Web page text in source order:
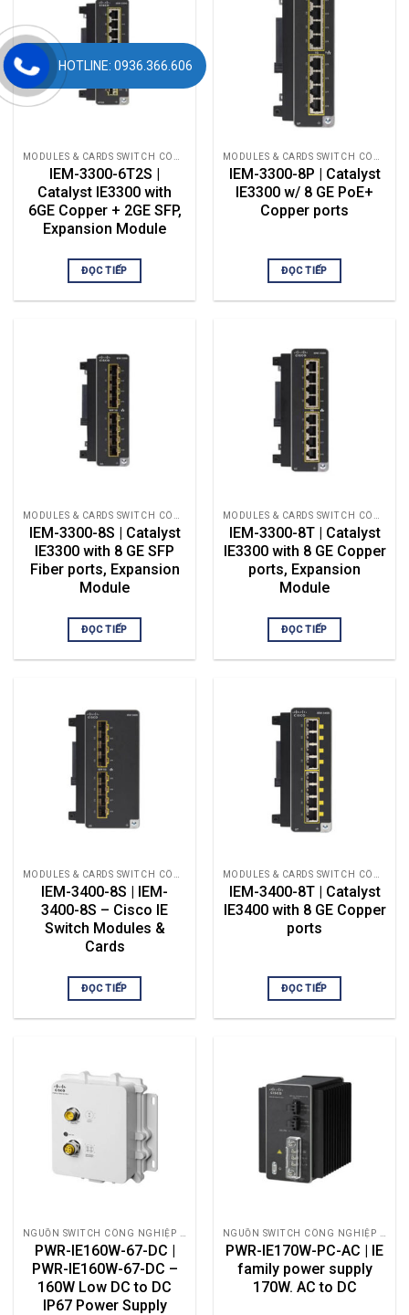
IEM-3300-6T2S |
Catalyst IE3300 with
6GE Copper + 2GE SFP,
Expansion Module
ĐỌC TIẾP
IEM-3300-8P | Catalyst
IE3300 w/ 8 GE PoE+
Copper ports
ĐỌC TIẾP
IEM-3300-8S | Catalyst
IE3300 with 8 GE SFP
Fiber ports, Expansion
Module
ĐỌC TIẾP
IEM-3300-8T | Catalyst
IE3300 with 8 GE Copper
ports, Expansion
Module
ĐỌC TIẾP
IEM-3400-8S | IEM-
3400-8S – Cisco IE
Switch Modules &
Cards
ĐỌC TIẾP
IEM-3400-8T | Catalyst
IE3400 with 8 GE Copper
ports
ĐỌC TIẾP
PWR-IE160W-67-DC |
PWR-IE160W-67-DC –
160W Low DC to DC
IP67 Power Supply
PWR-IE170W-PC-AC | IE
family power supply
170W. AC to DC
HOTLINE: 0936.366.606